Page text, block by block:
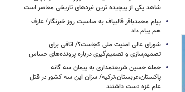
شاهد یکی از پیچیده ترین نبردهای تاریخی معاصر است
پیام محمدباقر قالیباف به مناسبت روز خبرنگار/ عارف
هم پیام داد
شورای عالی امنیت ملی کجاست؟/ اتاقی برای
تصمیم‌سازی و تصمیم‌گیری درباره پرونده‌های حساس
حمله حسین شریعتمداری به پیمان سه گانه
پاکستان،عربستان،ترکیه/ سزان این سه کشور در قتل
عام غزه دست داشتند